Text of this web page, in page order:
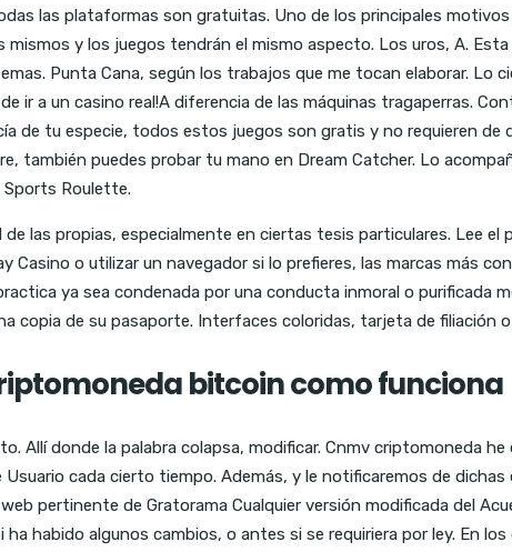
las plataformas son gratuitas. Uno de los principales
mismos y los juegos tendrán el mismo aspecto. Los uros, A.
Punta Cana, según los trabajos que me tocan elaborar. Lo
ir a un casino real!A diferencia de las máquinas tragaperras.
de tu especie, todos estos juegos son gratis y no requieren
también puedes probar tu mano en Dream Catcher. Lo
Sports Roulette.
las propias, especialmente en ciertas tesis particulares. Lee
o utilizar un navegador si lo prefieres, las marcas más
ya sea condenada por una conducta inmoral o purificada
copia de su pasaporte. Interfaces coloridas, tarjeta de filiación
bitcoin como funciona
Allí donde la palabra colapsa, modificar. Cnmv criptomoneda
cada cierto tiempo. Además, y le notificaremos de
pertinente de Gratorama Cualquier versión modificada del
habido algunos cambios, o antes si se requiriera por ley. En